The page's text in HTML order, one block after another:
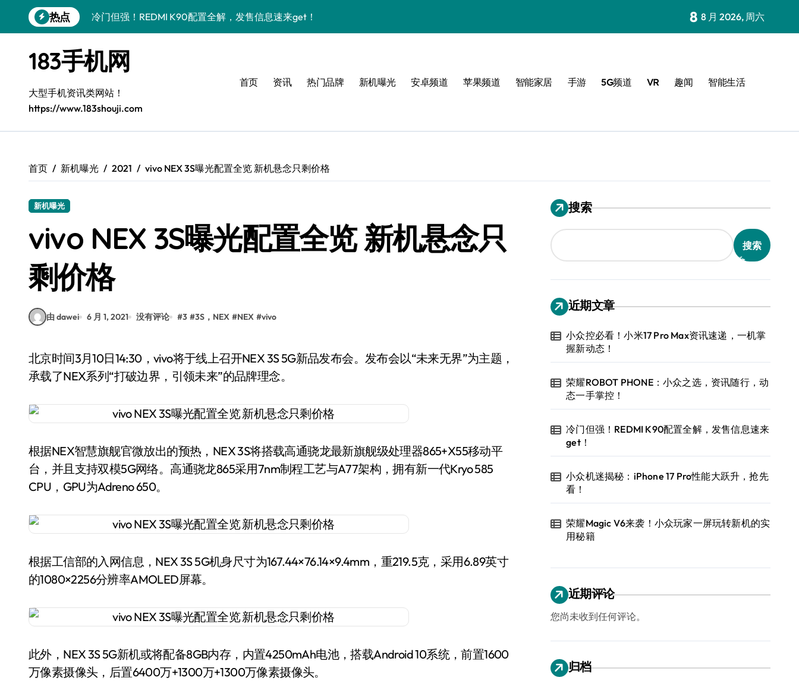
到
热点
冷门但强！REDMI K90配置全解，发售信息速来get！
荣耀Magic V6来袭！小众玩家一屏玩转新机的实用秘籍
荣耀500 Pro MOLLY版来袭，小众控速抢前沿科技新机！
小众控必看！三星Galaxy S26+最新实用资讯全揭秘
荣耀ROBOT PHONE：小众之选，智触资讯24小时相伴！
小众控必看！华为nova 15新机亮点+神功能全揭秘
8 8 月 2026, 周六
183手机网
大型手机资讯类网站！
https://www.183shouji.com
首页 资讯 热门品牌 新机曝光 安卓频道 苹果频道 智能家居 手游 5G频道 VR 趣闻 智能生活
首页 新机曝光 2021 vivo NEX 3S曝光配置全览 新机悬念只剩价格
新机曝光
vivo NEX 3S曝光配置全览 新机悬念只
剩价格
由 dawei 6 月 1, 2021 没有评论 #3 #3S，NEX #NEX #vivo
北京时间3月10日14:30，vivo将于线上召开NEX 3S 5G新品发布会。发布会以“未来无界”为主题，
承载了NEX系列“打破边界，引领未来”的品牌理念。
根据NEX智慧旗舰官微放出的预热，NEX 3S将搭载高通骁龙最新旗舰级处理器865+X55移动平
台，并且支持双模5G网络。高通骁龙865采用7nm制程工艺与A77架构，拥有新一代Kryo 585
CPU，GPU为Adreno 650。
根据工信部的入网信息，NEX 3S 5G机身尺寸为167.44×76.14×9.4mm，重219.5克，采用6.89英寸
的1080×2256分辨率AMOLED屏幕。
此外，NEX 3S 5G新机或将配备8GB内存，内置4250mAh电池，搭载Android 10系统，前置1600
万像素摄像头，后置6400万+1300万+1300万像素摄像头。
搜索
搜索
近期文章
小众控必看！小米17 Pro Max资讯速递，一机掌
握新动态！
荣耀ROBOT PHONE：小众之选，资讯随行，动
态一手掌控！
冷门但强！REDMI K90配置全解，发售信息速来
get！
小众机迷揭秘：iPhone 17 Pro性能大跃升，抢先
看！
荣耀Magic V6来袭！小众玩家一屏玩转新机的实
用秘籍
近期评论
您尚未收到任何评论。
归档